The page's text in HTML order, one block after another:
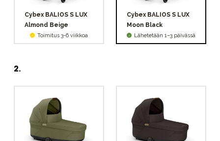
Cybex BALIOS S LUX
Almond Beige
Toimitus 3-6 viikkoa
Cybex BALIOS S LUX
Moon Black
Lähetetään 1–3 päivässä
2.